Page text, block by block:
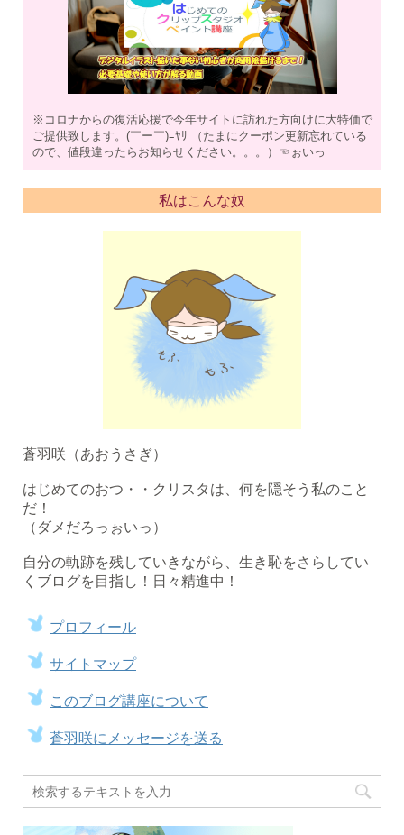
※コロナからの復活応援で今年サイトに訪れた方向けに大特価で
ご提供致します。(￣ー￣)ﾆﾔﾘ （たまにクーポン更新忘れている
ので、値段違ったらお知らせください。。。）☜ぉいっ
私はこんな奴
蒼羽咲（あおうさぎ）
はじめてのおつ・・クリスタは、何を隠そう私のこと
だ！
（ダメだろっぉいっ）
自分の軌跡を残していきながら、生き恥をさらしてい
くブログを目指し！日々精進中！
プロフィール
サイトマップ
このブログ講座について
蒼羽咲にメッセージを送る